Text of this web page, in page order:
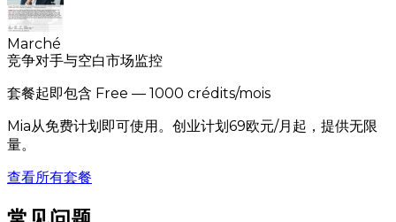
Marché
竞争对手与空白市场监控
套餐起即包含 Free — 1000 crédits/mois
Mia从免费计划即可使用。创业计划69欧元/月起，提供无限
量。
查看所有套餐